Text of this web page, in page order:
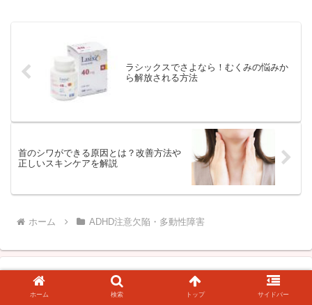
ラシックスでさよなら！むくみの悩みか
ら解放される方法
首のシワができる原因とは？改善方法や
正しいスキンケアを解説
ホーム ADHD注意欠陥・多動性障害
ホーム 検索 トップ サイドバー